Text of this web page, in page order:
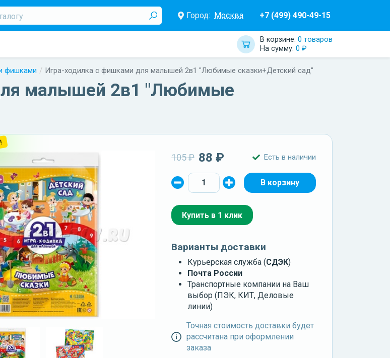
Город: Москва +7 (499) 490-49-15
В корзине: 0 товаров
На сумму: 0 ₽
фишками Игра-ходилка с фишками для малышей 2в1 "Любимые сказки+Детский сад"
малышей 2в1 "Любимые
105 ₽ 88 ₽ Есть в наличии
Купить в 1 клик
Варианты доставки
Курьерская служба (СДЭК)
Почта России
Транспортные компании на Ваш
выбор (ПЭК, КИТ, Деловые
линии)
Точная стоимость доставки будет
рассчитана при оформлении
заказа